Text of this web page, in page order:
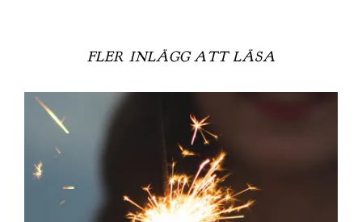
FLER INLÄGG ATT LÄSA